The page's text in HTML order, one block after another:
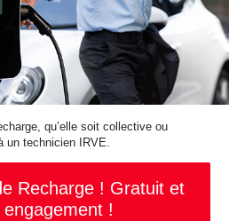
qu’elle soit collective ou
un technicien IRVE.
Recharge ! Gratuit et
engagement !